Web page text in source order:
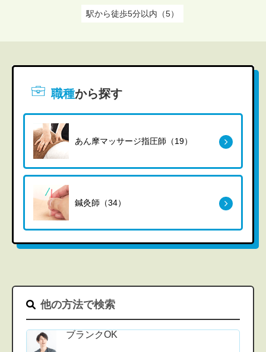
駅から徒歩5分以内（5）
職種から探す
あん摩マッサージ指圧師（19）
鍼灸師（34）
他の方法で検索
ブランクOK